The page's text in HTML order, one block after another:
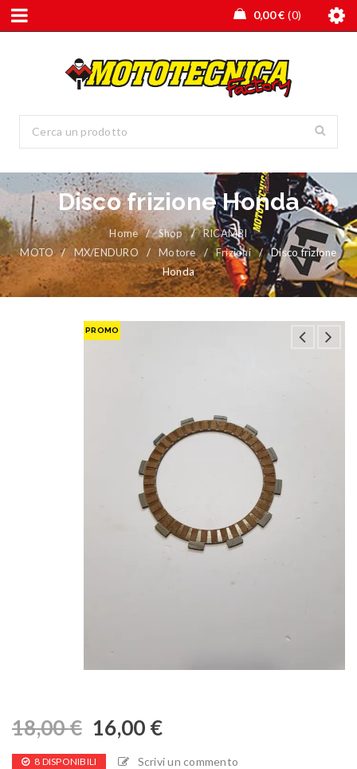
0,00€ 0
Disco frizione Honda
Home / Shop /
RICAMBI
MOTO
/ MX/ENDURO / Motore / Frizioni /
Disco frizione
Honda
PROMO
18,00€ 16,00 €
8 DISPONIBILI Scrivi un commento